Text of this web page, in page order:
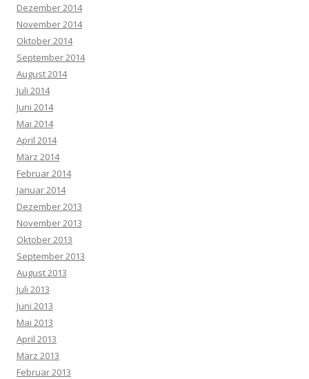
Dezember 2014
November 2014
Oktober 2014
September 2014
August 2014
Juli 2014
Juni 2014
Mai 2014
April 2014
März 2014
Februar 2014
Januar 2014
Dezember 2013
November 2013
Oktober 2013
September 2013
August 2013
Juli 2013
Juni 2013
Mai 2013
April 2013
März 2013
Februar 2013